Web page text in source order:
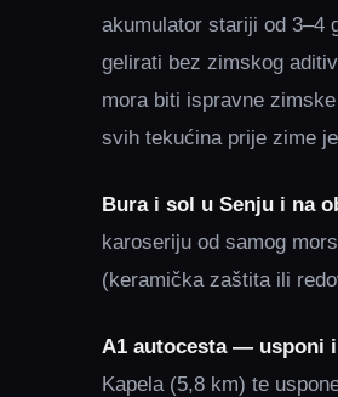
akumulator stariji od 3–4
gelirati bez zimskog
mora biti ispravne
svih tekućina prije zime
Bura i sol u Senju i na
karoseriju od samog
(keramička zaštita ili
A1 autocesta — usponi
Kapela (5,8 km) te